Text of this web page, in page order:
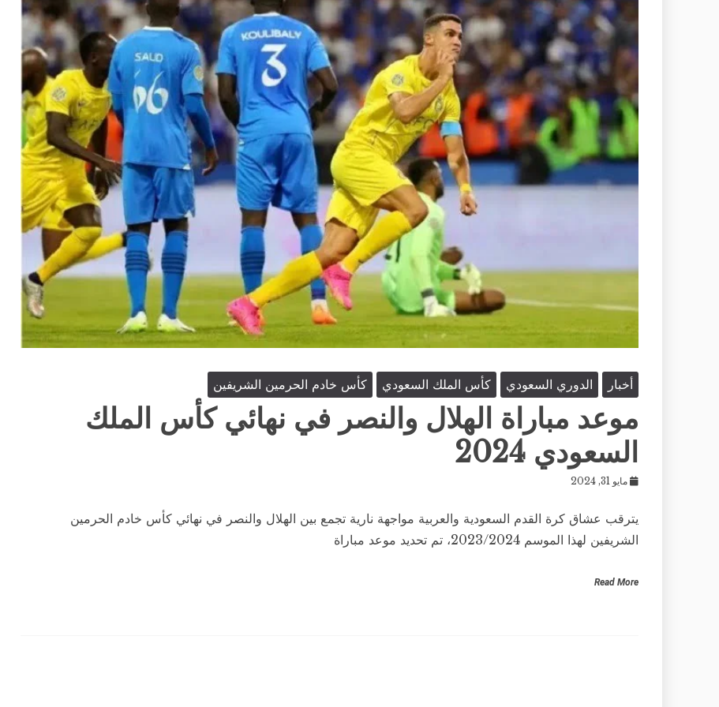
أخبار الدوري السعودي كأس الملك السعودي كأس خادم الحرمين الشريفين
موعد مباراة الهلال والنصر في نهائي كأس الملك
السعودي 2024
مايو 31, 2024
يترقب عشاق كرة القدم السعودية والعربية مواجهة نارية تجمع بين الهلال والنصر في نهائي كأس خادم الحرمين
الشريفين لهذا الموسم 2023/2024، تم تحديد موعد مباراة
Read More